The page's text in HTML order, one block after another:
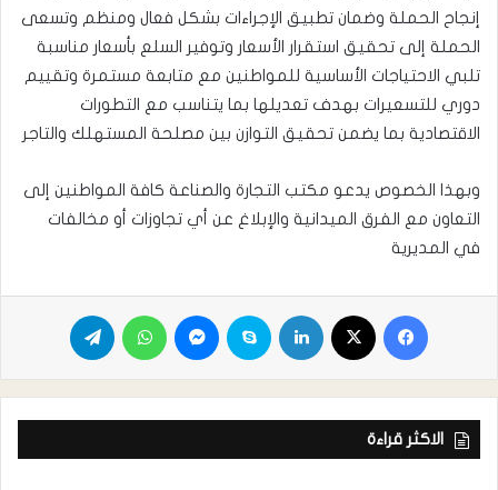
إنجاح الحملة وضمان تطبيق الإجراءات بشكل فعال ومنظم وتسعى
الحملة إلى تحقيق استقرار الأسعار وتوفير السلع بأسعار مناسبة
تلبي الاحتياجات الأساسية للمواطنين مع متابعة مستمرة وتقييم
دوري للتسعيرات بهدف تعديلها بما يتناسب مع التطورات
الاقتصادية بما يضمن تحقيق التوازن بين مصلحة المستهلك والتاجر
وبهذا الخصوص يدعو مكتب التجارة والصناعة كافة المواطنين إلى
التعاون مع الفرق الميدانية والإبلاغ عن أي تجاوزات أو مخالفات
في المديرية
الاكثر قراءة